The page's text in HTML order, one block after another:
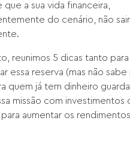
a sua vida financeira,
do cenário, não
reunimos 5 dicas tanto
essa reserva (mas não sabe
quem já tem dinheiro
missão com investimentos
aumentar os